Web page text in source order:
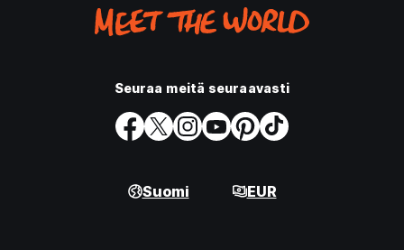
Seuraa meitä seuraavasti
Suomi EUR